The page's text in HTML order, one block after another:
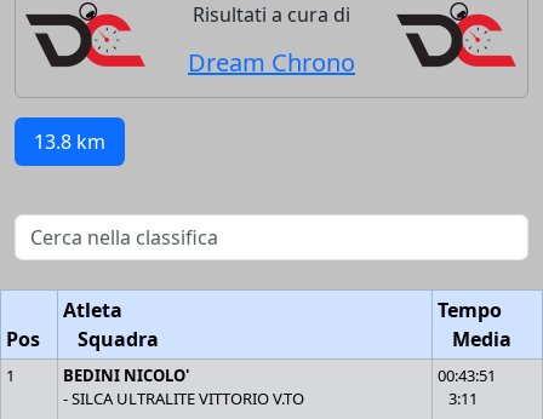
Risultati a cura di
Dream Chrono
13.8 km
Pos
Atleta
Squadra
Tempo
Media
1
BEDINI NICOLO'
- SILCA ULTRALITE VITTORIO V.TO
00:43:51
3:11